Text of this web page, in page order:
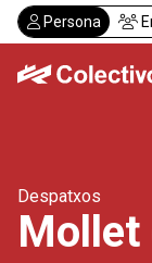
Pasar
al
contenido
Persona
Servicios
Actualidad
Despachos
Despatxos
Mollet